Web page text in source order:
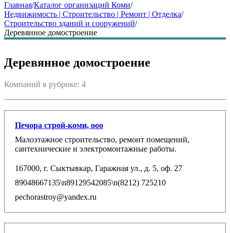
Главная/Каталог организаций Коми/
Недвижимость | Строительство | Ремонт | Отделка/
Строительство зданий и сооружений/
Деревянное домостроение
Деревянное домостроение
Компаний в рубрике: 4
Печора строй-коми, ооо
Малоэтажное строительство, ремонт помещений,
сантехнические и электромонтажные работы.
167000, г. Сыктывкар, Гаражная ул., д. 5, оф. 27
89048667135\n89129542085\n(8212) 725210
pechorastroy@yandex.ru